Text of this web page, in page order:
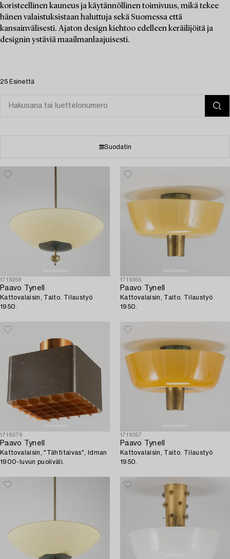
koristeellinen kauneus ja käytännöllinen toimivuus, mikä tekee
hänen valaistuksistaan haluttuja sekä Suomessa että
kansainvälisesti. Ajaton design kiehtoo edelleen keräilijöitä ja
designin ystäviä maailmanlaajuisesti.
25 Esinettä
Suodatin
1719259
Paavo Tynell
Kattovalaisin, Taito. Tilaustyö
1950.
1719355
Paavo Tynell
Kattovalaisin, Taito. Tilaustyö
1950.
1718579
Paavo Tynell
Kattovalaisin, "Tähtitaivas", Idman
1900-luvun puoliväli.
1719357
Paavo Tynell
Kattovalaisin, Taito. Tilaustyö
1950.